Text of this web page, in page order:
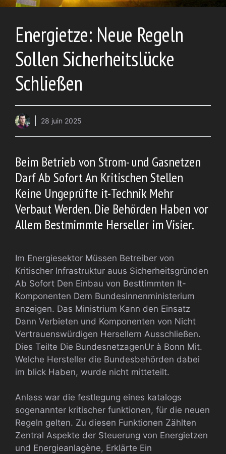
Energietze: Neue Regeln
Sollen Sicherheitslücke
Schließen
28 juin 2025
Beim Betrieb von Strom- und Gasnetzen
Darf Ab Sofort An Kritischen Stellen
Keine Ungeprüfte it-Technik Mehr
Verbaut Werden. Die Behörden Haben vor
Allem Bestmimmte Herseller im Visier.
Im Energiesektor Müssen Betreiber von
Kritischer Infrastruktur auus Sicherheitsgründen
Ab Sofort Den Einbau von Besttimmten It-
Komponenten Dem Bundesinnenministerium
anzeigen. Das Ministrium Kann den Einsatz
Dann Verbieten und Komponenten von Nicht
Vertrauenswürdigen Hersellern Ausschließen.
Dies Teilte Die BundesnetzagenUr à Bonn Mit.
Welche Hersteller die Bundesbehörden dabei
im blick Haben, wurde nicht mitteteilt.
Anlass war die festlegung eines katalogs
sogenannter kritischer funktionen, für die neuen
Regeln gelten. Zu diesen Funktionen Zählten
Zentral Aspekte der Steuerung von Energietzen
und Energieanlagène, Erklärte Ein